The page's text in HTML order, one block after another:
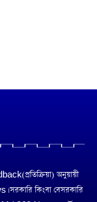
অনুয়ায়ী
সরকারি কিংবা বেসরকারি